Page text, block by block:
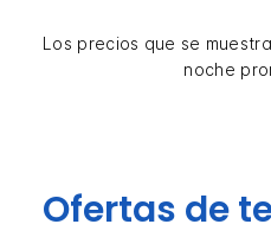
Los precios que se
noche
Ofertas de